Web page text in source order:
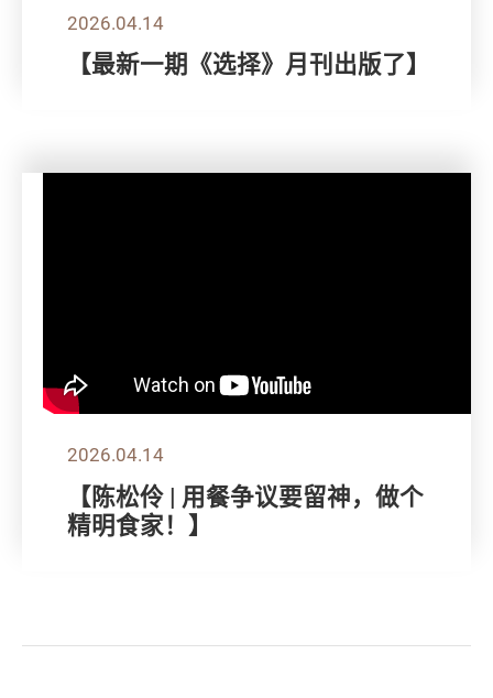
2026.04.14
【最新一期《选择》月刊出版了】
2026.04.14
【陈松伶 | 用餐争议要留神，做个
精明食家！】